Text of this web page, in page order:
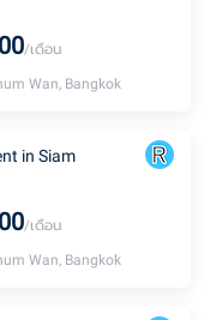
/เดือน
Wan, Bangkok
in Siam
/เดือน
Wan, Bangkok